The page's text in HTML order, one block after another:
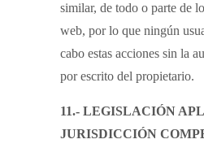
similar, de todo o parte de
web, por lo que ningún
cabo estas acciones sin la
por escrito del propietario.
11.- LEGISLACIÓN
JURISDICCIÓN